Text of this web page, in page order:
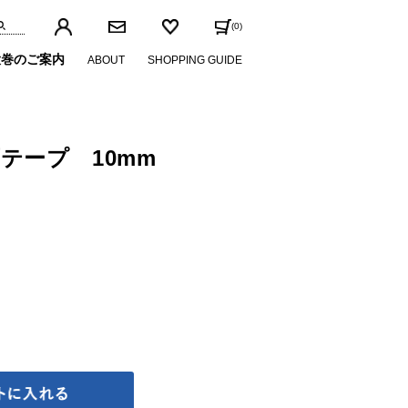
(0)
めテープ
グ
のご案内 ABOUT SHOPPING GUIDE
テープ 10mm